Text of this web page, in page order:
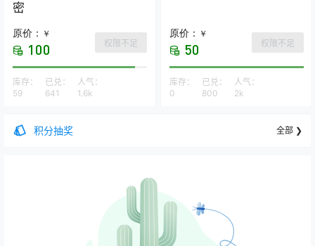
密
原价： ￥
100 权限不足
库存：
59
已兑：
641
人气：
1.6k
原价： ￥
50 权限不足
库存：
0
已兑：
800
人气：
2k
积分抽奖 全部 ❯